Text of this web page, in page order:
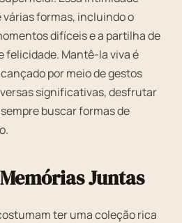
formas, incluindo o
difíceis e a partilha de
felicidade. Mantê-la viva é
por meio de gestos
significativas, desfrutar
buscar formas de
Juntas
ter uma coleção rica